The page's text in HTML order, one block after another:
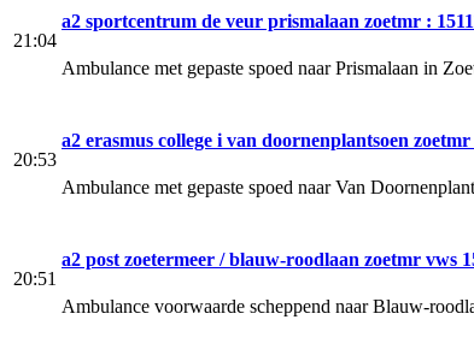
21:04
a2 sportcentrum de veur prismalaan zoetmr :
Ambulance met gepaste spoed naar Prismalaan in
20:53
a2 erasmus college i van doornenplantsoen
Ambulance met gepaste spoed naar Van
20:51
a2 post zoetermeer / blauw-roodlaan zoetmr vws
Ambulance voorwaarde scheppend naar Blauw-